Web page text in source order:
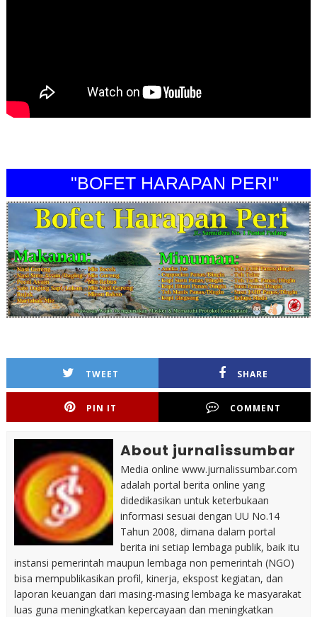
"BOFET HARAPAN PERI"
TWEET SHARE
PIN IT COMMENT
About jurnalissumbar
Media online www.jurnalissumbar.com
adalah portal berita online yang
didedikasikan untuk keterbukaan
informasi sesuai dengan UU No.14
Tahun 2008, dimana dalam portal
berita ini setiap lembaga publik, baik itu
instansi pemerintah maupun lembaga non pemerintah (NGO)
bisa mempublikasikan profil, kinerja, ekspost kegiatan, dan
laporan keuangan dari masing-masing lembaga ke masyarakat
luas guna meningkatkan kepercayaan dan meningkatkan